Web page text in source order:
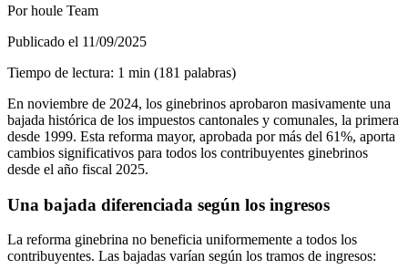
Por houle Team
Publicado el 11/09/2025
Tiempo de lectura: 1 min (181 palabras)
En noviembre de 2024, los ginebrinos aprobaron masivamente una
bajada histórica de los impuestos cantonales y comunales, la primera
desde 1999. Esta reforma mayor, aprobada por más del 61%, aporta
cambios significativos para todos los contribuyentes ginebrinos
desde el año fiscal 2025.
Una bajada diferenciada según los ingresos
La reforma ginebrina no beneficia uniformemente a todos los
contribuyentes. Las bajadas varían según los tramos de ingresos: